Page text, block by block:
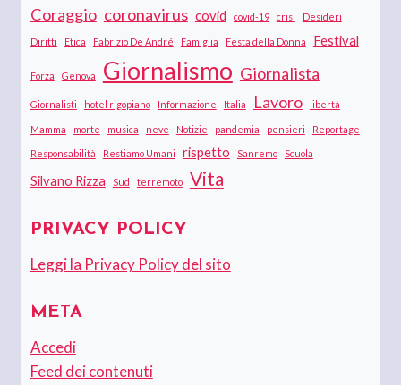
Coraggio coronavirus covid covid-19 crisi Desideri
Diritti Etica Fabrizio De André Famiglia Festa della Donna Festival
Forza Genova Giornalismo Giornalista
Giornalisti hotel rigopiano Informazione Italia Lavoro libertà
Mamma morte musica neve Notizie pandemia pensieri Reportage
Responsabilità Restiamo Umani rispetto Sanremo Scuola
Silvano Rizza Sud terremoto Vita
PRIVACY POLICY
Leggi la Privacy Policy del sito
META
Accedi
Feed dei contenuti